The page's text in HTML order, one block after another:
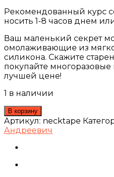
Рекомендованный курс
носить 1-8 часов днем
Ваш маленький секрет
омолаживающие из
силикона. Скажите
покупайте
лучшей цене!
1 в наличии
В корзину
Артикул: necktape
Андреевич